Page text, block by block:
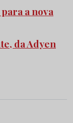
a nova
da Adyen